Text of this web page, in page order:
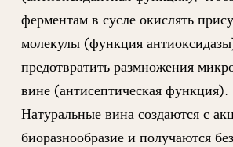
ферментам в сусле окислять
молекулы (функция
предотвратить размножения
вине (антисептическая функция).
Натуральные вина создаются с
биоразнообразие и получаются